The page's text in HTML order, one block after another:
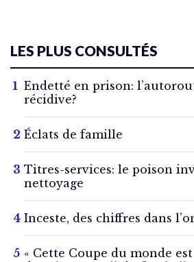
LES PLUS CONSULTÉS
Endetté en prison:
récidive?
Éclats de famille
Titres-services: le poison
nettoyage
Inceste, des chiffres dans
« Cette Coupe du monde